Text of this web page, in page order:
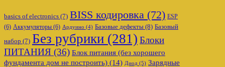
basics of electronics (7) BISS кодировка (72) ESP
(6) Аккумуляторы (6) Ардуино (4) Базовые дефекты (8) Базовый
набор (7) Без рубрики (281) Блоки
ПИТАНИЯ (36) Блок питания (без хорошего
фундамента дом не построить) (14) Диод (5) Зарядные